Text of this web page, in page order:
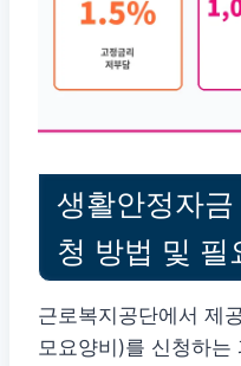
생활안정자
청 방법 및 필
근로복지공단에서 제
모요양비)를 신청하는